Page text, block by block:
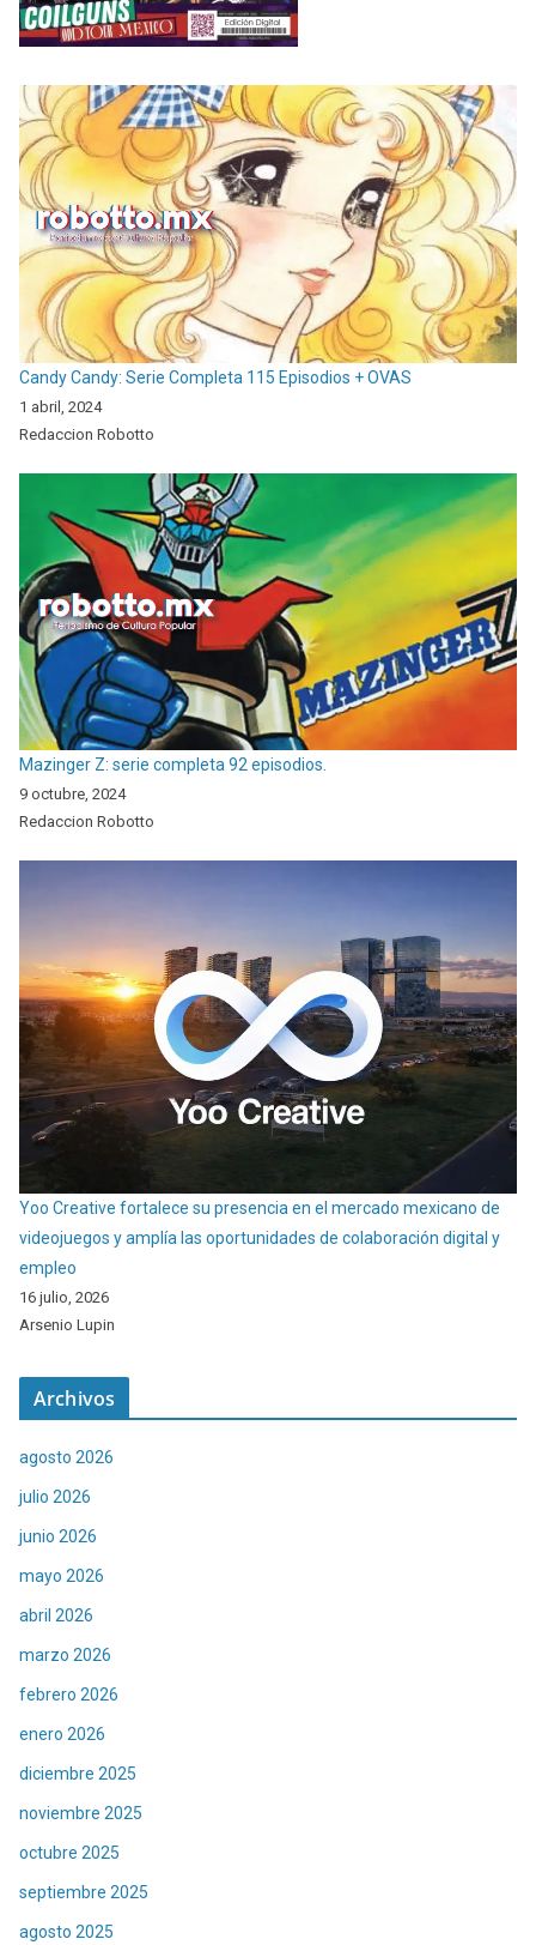
Candy Candy: Serie Completa 115 Episodios + OVAS
1 abril, 2024
Redaccion Robotto
Mazinger Z: serie completa 92 episodios.
9 octubre, 2024
Redaccion Robotto
Yoo Creative fortalece su presencia en el mercado mexicano de
videojuegos y amplía las oportunidades de colaboración digital y
empleo
16 julio, 2026
Arsenio Lupin
Archivos
agosto 2026
julio 2026
junio 2026
mayo 2026
abril 2026
marzo 2026
febrero 2026
enero 2026
diciembre 2025
noviembre 2025
octubre 2025
septiembre 2025
agosto 2025